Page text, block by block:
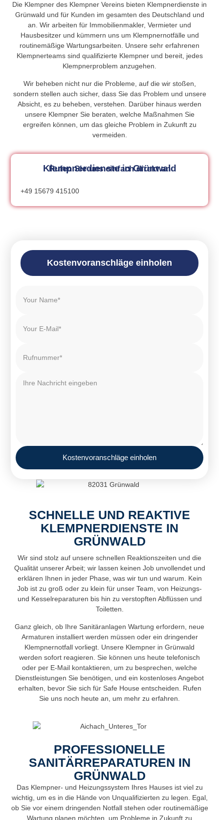
Die Klempner des Klempner Vereins bieten Klempnerdienste in
Grünwald und für Kunden im gesamten des Deutschland und
an. Wir arbeiten für Immobilienmakler, Vermieter und
Hausbesitzer und kümmern uns um Klempnernotfälle und
routinemäßige Wartungsarbeiten. Unsere sehr erfahrenen
Klempnerteams sind qualifizierte Klempner und bereit, jedes
Klempnerproblem anzugehen.
Wir beheben nicht nur die Probleme, auf die wir stoßen,
sondern stellen auch sicher, dass Sie das Problem und unsere
Absicht, es zu beheben, verstehen. Darüber hinaus werden
unsere Klempner Sie beraten, welche Maßnahmen Sie
ergreifen können, um das gleiche Problem in Zukunft zu
vermeiden.
Klempnerdienste in Grünwald
Rufen Sie uns einfach direkt an
+49 15679 415100
Kostenvoranschläge einholen
Kostenvoranschläge einholen
SCHNELLE UND REAKTIVE
KLEMPNERDIENSTE IN
GRÜNWALD
Wir sind stolz auf unsere schnellen Reaktionszeiten und die
Qualität unserer Arbeit; wir lassen keinen Job unvollendet und
erklären Ihnen in jeder Phase, was wir tun und warum. Kein
Job ist zu groß oder zu klein für unser Team, von Heizungs-
und Kesselreparaturen bis hin zu verstopften Abflüssen und
Toiletten.
Ganz gleich, ob Ihre Sanitäranlagen Wartung erfordern, neue
Armaturen installiert werden müssen oder ein dringender
Klempnernotfall vorliegt. Unsere Klempner in Grünwald
werden sofort reagieren. Sie können uns heute telefonisch
oder per E-Mail kontaktieren, um zu besprechen, welche
Dienstleistungen Sie benötigen, und ein kostenloses Angebot
erhalten, bevor Sie sich für Safe House entscheiden. Rufen
Sie uns noch heute an, um mehr zu erfahren.
PROFESSIONELLE
SANITÄRREPARATUREN IN
GRÜNWALD
Das Klempner- und Heizungssystem Ihres Hauses ist viel zu
wichtig, um es in die Hände von Unqualifizierten zu legen. Egal,
ob Sie vor einem dringenden Notfall stehen oder routinemäßige
Wartung planen möchten, um Probleme in Zukunft zu